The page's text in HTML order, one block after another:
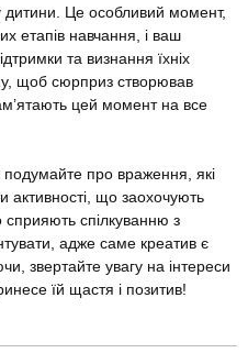
дитини. Це особливий момент,
етапів навчання, і ваш
та визнання їхніх
щоб сюрприз створював
цей момент на все
подумайте про враження, які
активності, що заохочують
сприяють спілкуванню з
адже саме креатив є
звертайте увагу на інтереси
їй щастя і позитив!